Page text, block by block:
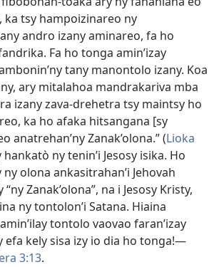
ka tsy hampoizinareo ny
andro izany aminareo, fa ho
Fa ho tonga amin’izay
tany manontolo izany. Koa
ary mitalahoa mandrakariva mba
izany zava-drehetra tsy maintsy ho
ka ho afaka hitsangana [sy
anatrehan’ny Zanak’olona.” (Lioka
hankatò ny tenin’i Jesosy isika. Ho
olona ankasitrahan’i Jehovah
Zanak’olona”, na i Jesosy Kristy,
ny tontolon’i Satana. Hiaina
tontolo vaovao faran’izay
efa kely sisa izy io dia ho tonga!—
3:13.